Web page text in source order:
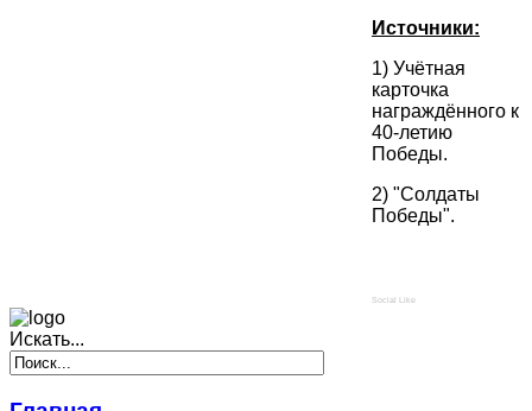
Источники:
1) Учётная
карточка
награждённого к
40-летию
Победы.
2) "Солдаты
Победы".
Social Like
Искать...